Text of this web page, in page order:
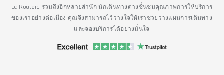
Le Routard รวมถึงอีกหลายสำนัก นักเดินทางต่างชื่นชมคุณภาพการให้บริการ
ของเราอย่างต่อเนื่อง คุณจึงสามารถไว้วางใจให้เราช่วยวางแผนการเดินทาง
และจองบริการได้อย่างมั่นใจ